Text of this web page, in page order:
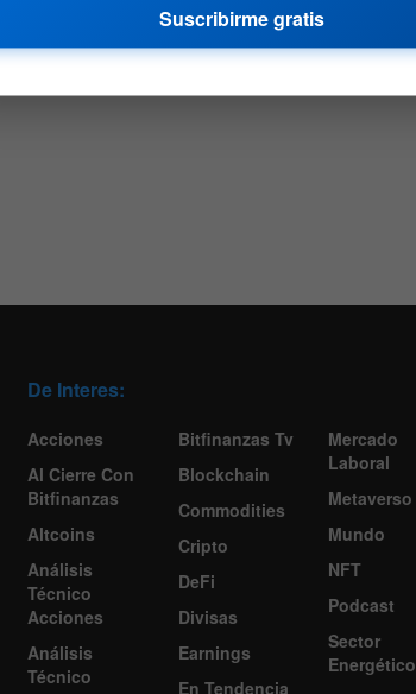
De Interes:
Acciones
Al Cierre Con
Bitfinanzas
Altcoins
Análisis
Técnico
Acciones
Análisis
Técnico
Bitfinanzas Tv
Blockchain
Commodities
Cripto
DeFi
Divisas
Earnings
En Tendencia
Mercado
Laboral
Metaverso
Mundo
NFT
Podcast
Sector
Energético
Suscribirme gratis